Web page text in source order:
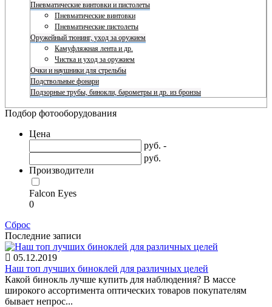
Пневматические винтовки и пистолеты
Пневматические винтовки
Пневматические пистолеты
Оружейный тюнинг, уход за оружием
Камуфляжная лента и др.
Чистка и уход за оружием
Очки и наушники для стрельбы
Подствольные фонари
Подзорные трубы, бинокли, барометры и др. из бронзы
Подбор фотооборудования
Цена
руб. -
руб.
Производители
Falcon Eyes
0
Сброс
Последние записи
05.12.2019
Наш топ лучших биноклей для различных целей
Какой бинокль лучше купить для наблюдения? В массе
широкого ассортимента оптических товаров покупателям
бывает непрос...